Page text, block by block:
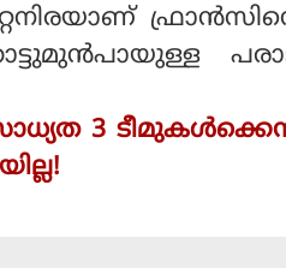
3